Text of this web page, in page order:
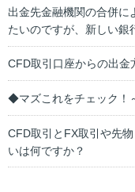
出金先金融機関の合併に
たいのですが、新しい銀
CFD取引口座からの出金
◆マズこれをチェック！
CFD取引とFX取引や先
いは何ですか？